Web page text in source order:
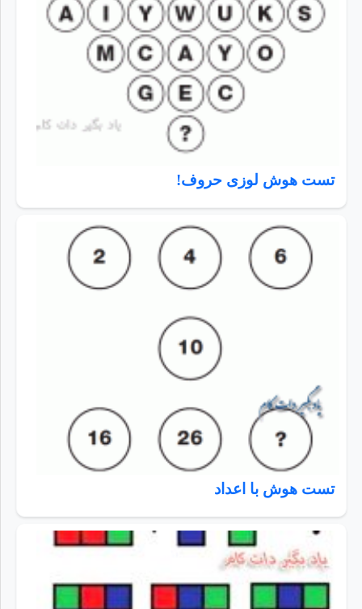
تست هوش لوزی حروف!
تست هوش با اعداد